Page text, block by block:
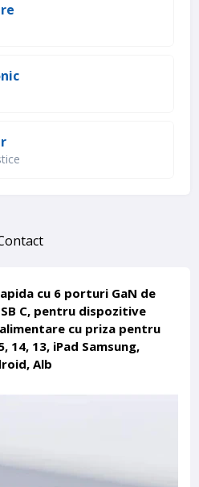
cu 6 porturi GaN de
C, pentru dispozitive
cu priza pentru
14, 13, iPad Samsung,
Alb